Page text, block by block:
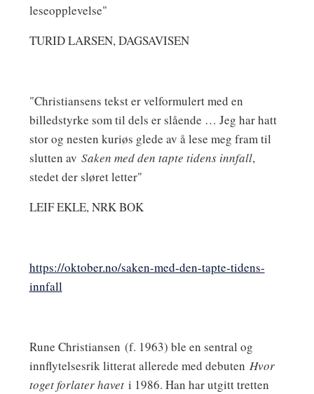
leseopplevelse"
TURID LARSEN, DAGSAVISEN
"Christiansens tekst er velformulert med en
billedstyrke som til dels er slående … Jeg har hatt
stor og nesten kuriøs glede av å lese meg fram til
slutten av Saken med den tapte tidens innfall,
stedet der sløret letter"
LEIF EKLE, NRK BOK
https://oktober.no/saken-med-den-tapte-tidens-
innfall
Rune Christiansen (f. 1963) ble en sentral og
innflytelsesrik litterat allerede med debuten Hvor
toget forlater havet i 1986. Han har utgitt tretten